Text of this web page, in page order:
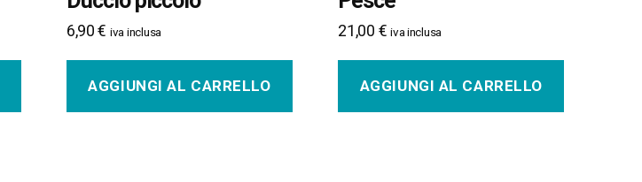
6,90€ iva inclusa
AGGIUNGI AL CARRELLO
21,00 € iva inclusa
AGGIUNGI AL CARRELLO